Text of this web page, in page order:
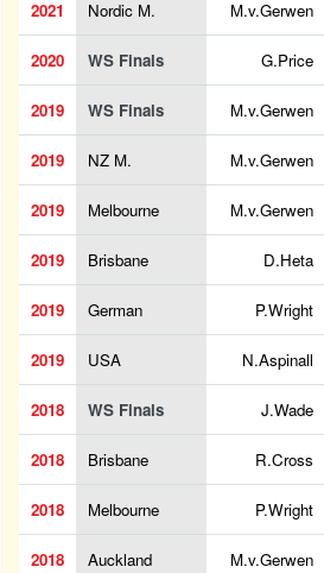
2021 Nordic M. M.v.Gerwen
2020 WS Finals G.Price
2019 WS Finals M.v.Gerwen
2019 NZ M. M.v.Gerwen
2019 Melbourne M.v.Gerwen
2019 Brisbane D.Heta
2019 German P.Wright
2019 USA N.Aspinall
2018 WS Finals J.Wade
2018 Brisbane R.Cross
2018 Melbourne P.Wright
2018 Auckland M.v.Gerwen